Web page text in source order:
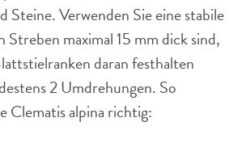
Steine. Verwenden Sie eine stabile
Streben maximal 15 mm dick sind,
daran festhalten
2 Umdrehungen. So
Clematis alpina richtig: